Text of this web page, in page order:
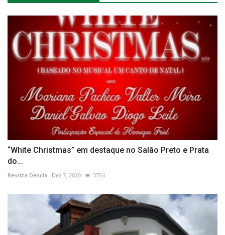
“White Christmas” em destaque no Salão Preto e Prata
do...
Revista Descla Dez 7, 2020 3754